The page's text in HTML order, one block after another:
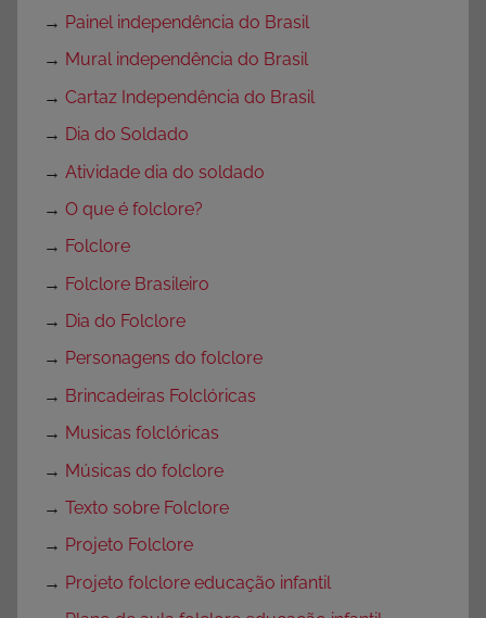
→ Painel independência do Brasil
→ Mural independência do Brasil
→ Cartaz Independência do Brasil
→ Dia do Soldado
→ Atividade dia do soldado
→ O que é folclore?
→ Folclore
→ Folclore Brasileiro
→ Dia do Folclore
→ Personagens do folclore
→ Brincadeiras Folclóricas
→ Musicas folclóricas
→ Músicas do folclore
→ Texto sobre Folclore
→ Projeto Folclore
→ Projeto folclore educação infantil